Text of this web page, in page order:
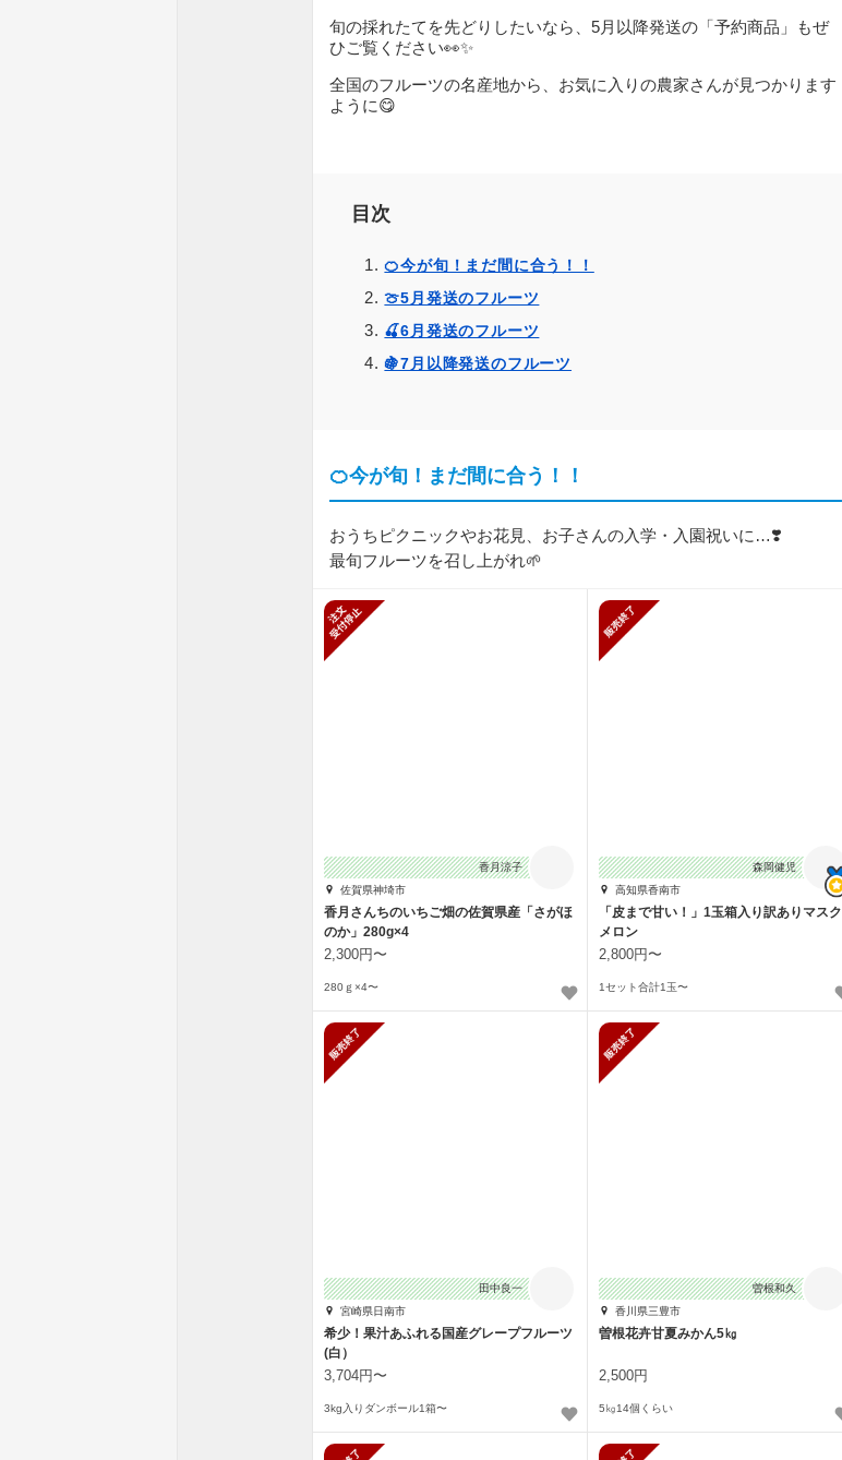
旬の採れたてを先どりしたいなら、5月以降発送の「予約商品」もぜ
ひご覧ください👀✨
全国のフルーツの名産地から、お気に入りの農家さんが見つかります
ように😋
目次
🍊今が旬！まだ間に合う！！
🍈5月発送のフルーツ
🍒6月発送のフルーツ
🍇7月以降発送のフルーツ
🍊今が旬！まだ間に合う！！
おうちピクニックやお花見、お子さんの入学・入園祝いに…❣️
最旬フルーツを召し上がれ🌱
香月涼子
佐賀県神埼市
香月さんちのいちご畑の佐賀県産「さがほ
のか」280g×4
2,300円〜
280ｇ×4〜
森岡健児
高知県香南市
「皮まで甘い！」1玉箱入り訳ありマスク
メロン
2,800円〜
1セット合計1玉〜
田中良一
宮崎県日南市
希少！果汁あふれる国産グレープフルーツ
(白）
3,704円〜
3kg入りダンボール1箱〜
曽根和久
香川県三豊市
曽根花卉甘夏みかん5㎏
2,500円
5㎏14個くらい